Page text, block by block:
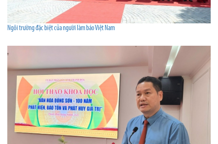
Ngôi trường đặc biệt của người làm báo Việt Nam